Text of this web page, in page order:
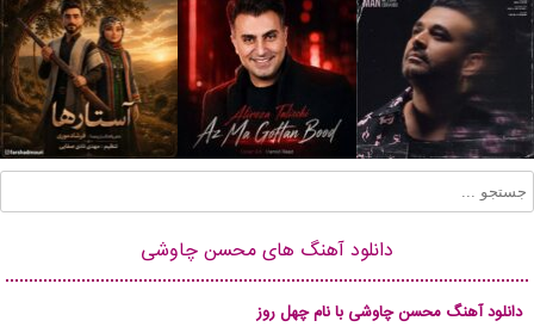
دانلود آهنگ های محسن چاوشی
دانلود آهنگ محسن چاوشی با نام چهل روز